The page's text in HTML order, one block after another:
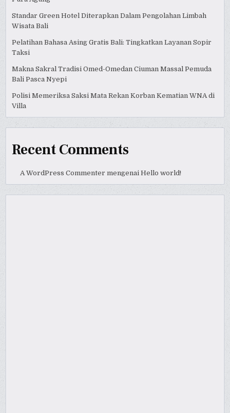
Standar Green Hotel Diterapkan Dalam Pengolahan Limbah
Wisata Bali
Pelatihan Bahasa Asing Gratis Bali: Tingkatkan Layanan Sopir
Taksi
Makna Sakral Tradisi Omed-Omedan Ciuman Massal Pemuda
Bali Pasca Nyepi
Polisi Memeriksa Saksi Mata Rekan Korban Kematian WNA di
Villa
Recent Comments
A WordPress Commenter mengenai Hello world!